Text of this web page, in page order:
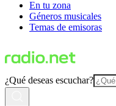
En tu zona
Géneros musicales
Temas de emisoras
¿Qué deseas escuchar?